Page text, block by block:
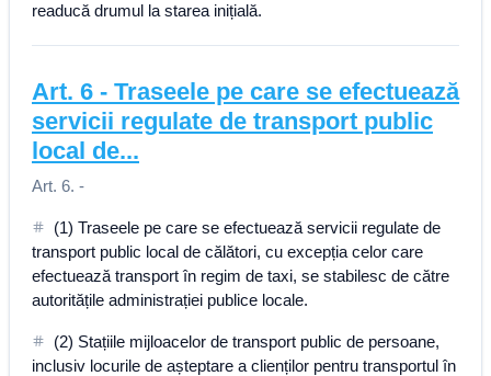
readucă drumul la starea inițială.
Art. 6 - Traseele pe care se efectuează
servicii regulate de transport public
local de...
Art. 6. -
(1) Traseele pe care se efectuează servicii regulate de
transport public local de călători, cu excepția celor care
efectuează transport în regim de taxi, se stabilesc de către
autoritățile administrației publice locale.
(2) Stațiile mijloacelor de transport public de persoane,
inclusiv locurile de așteptare a clienților pentru transportul în